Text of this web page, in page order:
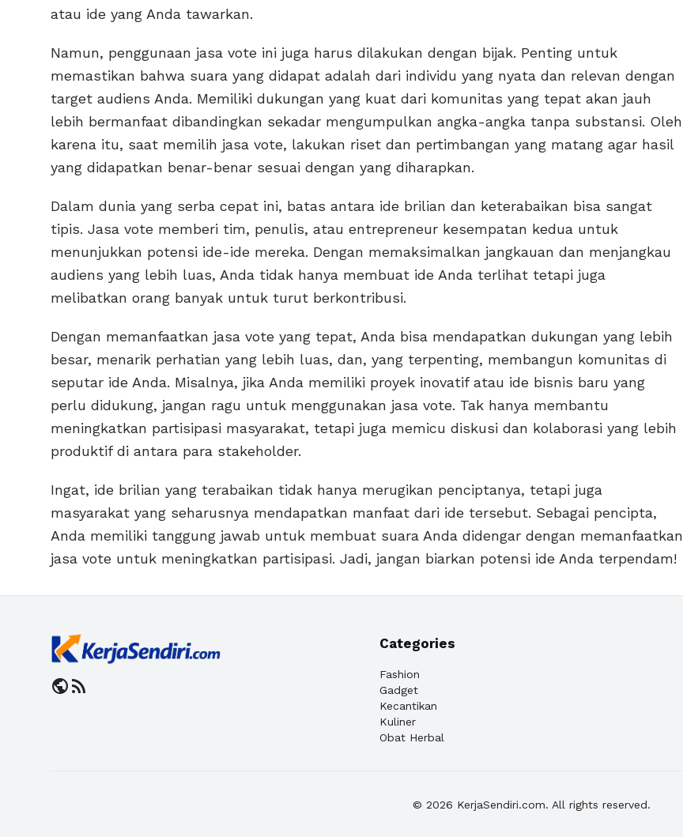
atau ide yang Anda tawarkan.
Namun, penggunaan jasa vote ini juga harus dilakukan dengan bijak. Penting untuk
memastikan bahwa suara yang didapat adalah dari individu yang nyata dan relevan dengan
target audiens Anda. Memiliki dukungan yang kuat dari komunitas yang tepat akan jauh
lebih bermanfaat dibandingkan sekadar mengumpulkan angka-angka tanpa substansi. Oleh
karena itu, saat memilih jasa vote, lakukan riset dan pertimbangan yang matang agar hasil
yang didapatkan benar-benar sesuai dengan yang diharapkan.
Dalam dunia yang serba cepat ini, batas antara ide brilian dan keterabaikan bisa sangat
tipis. Jasa vote memberi tim, penulis, atau entrepreneur kesempatan kedua untuk
menunjukkan potensi ide-ide mereka. Dengan memaksimalkan jangkauan dan menjangkau
audiens yang lebih luas, Anda tidak hanya membuat ide Anda terlihat tetapi juga
melibatkan orang banyak untuk turut berkontribusi.
Dengan memanfaatkan jasa vote yang tepat, Anda bisa mendapatkan dukungan yang lebih
besar, menarik perhatian yang lebih luas, dan, yang terpenting, membangun komunitas di
seputar ide Anda. Misalnya, jika Anda memiliki proyek inovatif atau ide bisnis baru yang
perlu didukung, jangan ragu untuk menggunakan jasa vote. Tak hanya membantu
meningkatkan partisipasi masyarakat, tetapi juga memicu diskusi dan kolaborasi yang lebih
produktif di antara para stakeholder.
Ingat, ide brilian yang terabaikan tidak hanya merugikan penciptanya, tetapi juga
masyarakat yang seharusnya mendapatkan manfaat dari ide tersebut. Sebagai pencipta,
Anda memiliki tanggung jawab untuk membuat suara Anda didengar dengan memanfaatkan
jasa vote untuk meningkatkan partisipasi. Jadi, jangan biarkan potensi ide Anda terpendam!
publicrss_feed
Categories
Fashion
Gadget
Kecantikan
Kuliner
Obat Herbal
© 2026 KerjaSendiri.com. All rights reserved.